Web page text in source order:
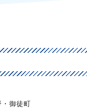
御徒町